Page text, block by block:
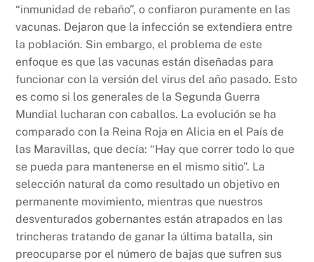
“inmunidad de rebaño”, o confiaron puramente en las
vacunas. Dejaron que la infección se extendiera entre
la población. Sin embargo, el problema de este
enfoque es que las vacunas están diseñadas para
funcionar con la versión del virus del año pasado. Esto
es como si los generales de la Segunda Guerra
Mundial lucharan con caballos. La evolución se ha
comparado con la Reina Roja en Alicia en el País de
las Maravillas, que decía: “Hay que correr todo lo que
se pueda para mantenerse en el mismo sitio”. La
selección natural da como resultado un objetivo en
permanente movimiento, mientras que nuestros
desventurados gobernantes están atrapados en las
trincheras tratando de ganar la última batalla, sin
preocuparse por el número de bajas que sufren sus